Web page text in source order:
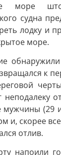
море
судна
лодку и
море.
к
неподалеку
(29 и
и, скорее
отлив.
напоили